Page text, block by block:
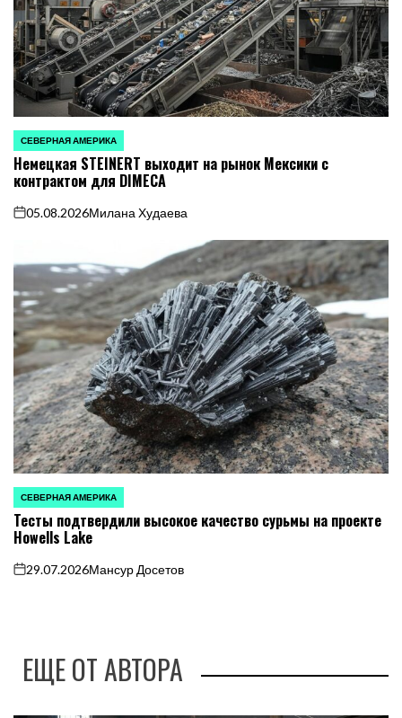
ОПУБЛИКОВАНО
В
СЕВЕРНАЯ АМЕРИКА
Немецкая STEINERT выходит на рынок Мексики с
контрактом для DIMECA
on
05.08.2026Милана Худаева
ОПУБЛИКОВАНО
В
СЕВЕРНАЯ АМЕРИКА
Тесты подтвердили высокое качество сурьмы на проекте
Howells Lake
on
29.07.2026Мансур Досетов
ЕЩЕ ОТ АВТОРА